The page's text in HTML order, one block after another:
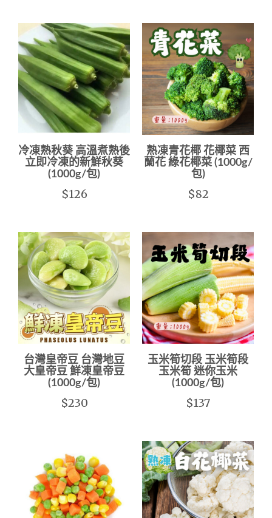
冷凍熟秋葵 高溫煮熟後
立即冷凍的新鮮秋葵
(1000g/包)
$126
熟凍青花椰 花椰菜 西
蘭花 綠花椰菜 (1000g/
包)
$82
台灣皇帝豆 台灣地豆
大皇帝豆 鮮凍皇帝豆
(1000g/包)
$230
玉米筍切段 玉米筍段
玉米筍 迷你玉米
(1000g/包)
$137